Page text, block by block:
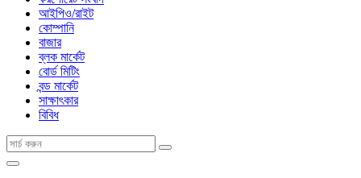
আইপিও/রাইট
কোম্পানি
বাজার
ব্লক মার্কেট
বোর্ড মিটিং
বন্ড মার্কেট
সাক্ষাৎকার
বিবিধ